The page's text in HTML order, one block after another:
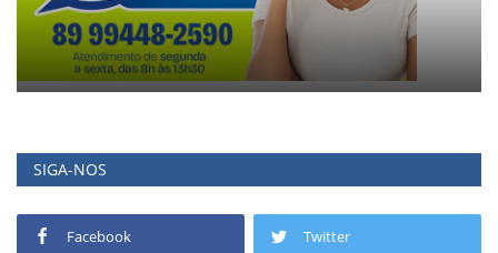
SIGA-NOS
Facebook Twitter